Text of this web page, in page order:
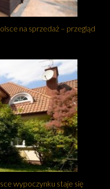
na sprzedaż – przegląd
wypoczynku staje się